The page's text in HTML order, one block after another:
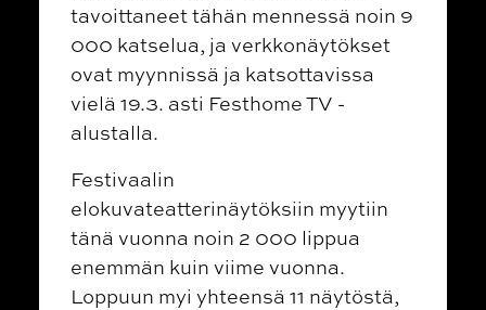
tavoittaneet tähän mennessä noin 9
000 katselua, ja verkkonäytökset
ovat myynnissä ja katsottavissa
vielä 19.3. asti Festhome TV -
alustalla.
Festivaalin
elokuvateatterinäytöksiin myytiin
tänä vuonna noin 2 000 lippua
enemmän kuin viime vuonna.
Loppuun myi yhteensä 11 näytöstä,